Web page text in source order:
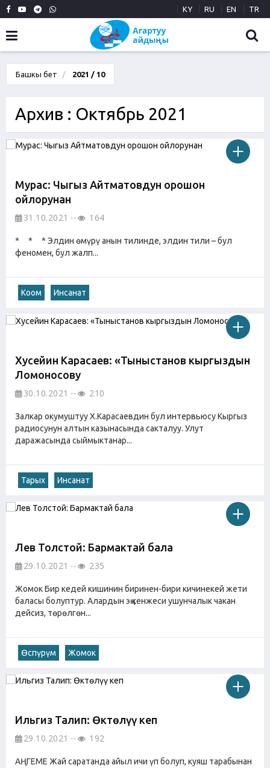
KY RU EN TR
Башкы бет 2021 / 10
Архив : Октябрь 2021
Мурас: Чыңгыз Айтматовдун орошон
ойлорунан
31.10.2021 164
* * * Элдин өмүрү анын тилинде, элдин тили – бул
феномен, бул жалп...
Коом Инсанат
Хусейин Карасаев: «Тыныстанов кыргыздын
Ломоносову
30.10.2021 210
Залкар окумуштуу Х.Карасаевдин бул интервьюсу Кыргыз
радиосунун алтын казынасында сакталуу. Улут
даражасында сыймыктанар...
Тарых Инсанат
Лев Толстой: Бармактай бала
29.10.2021 235
Жомок Бир кедей кишинин биринен-бири кичинекей жети
баласы болуптур. Алардын эң кенжеси ушунчалык чакан
дейсиз, төрөлгөн...
Өспүрүм Жомок
Ильгиз Талип: Өктөлүү кеп
29.10.2021 192
АҢГЕМЕ Жай саратанда айыл ичи үп болуп, куяш тарабынан